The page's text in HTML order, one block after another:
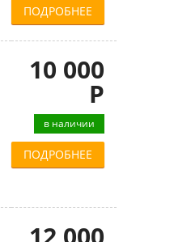
ПОДРОБНЕЕ
10 000
Р
в наличии
ПОДРОБНЕЕ